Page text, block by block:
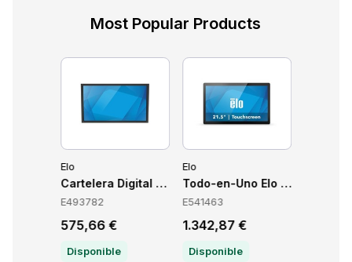
Most Popular Products
Elo E-Series 3 15.6", N97, 8GB, 128GB, Windows 11 IoT,
Elo
Cartelera Digital Elo E493782
E493782
575,66 €
Disponible
Elo
Todo-en-Uno Elo E541463
E541463
1.342,87 €
Disponible